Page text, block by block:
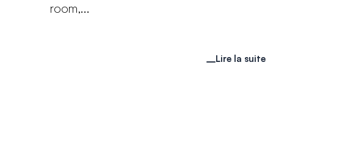
room,...
Lire la suite